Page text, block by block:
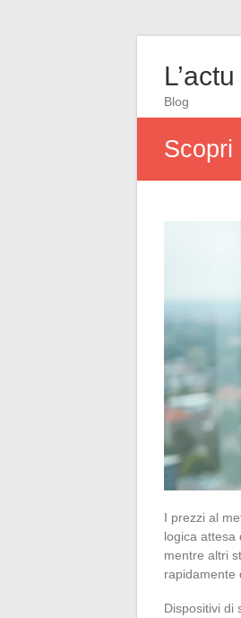
Blog
Scopri
I prezzi al
logica attesa
mentre altri
rapidamente
Dispositivi di